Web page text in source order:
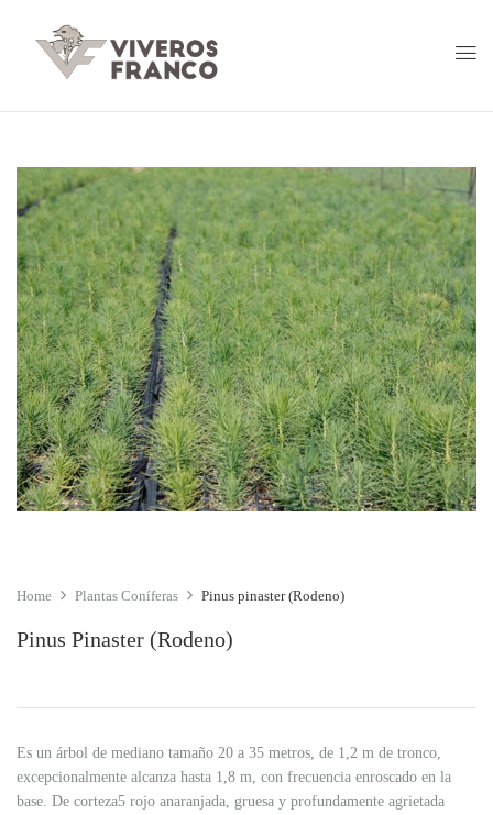
Home Plantas Coníferas Pinus pinaster (Rodeno)
Pinus Pinaster (Rodeno)
Es un árbol de mediano tamaño 20 a 35 metros, de 1,2 m de tronco,
excepcionalmente alcanza hasta 1,8 m, con frecuencia enroscado en la
base. De corteza5​ rojo anaranjada, gruesa y profundamente agrietada